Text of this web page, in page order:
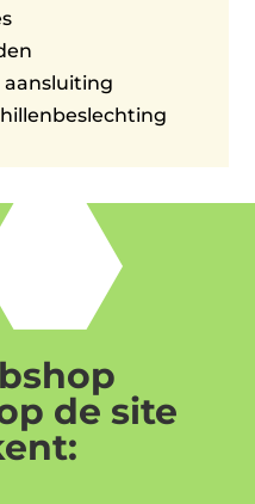
aansluiting
de site